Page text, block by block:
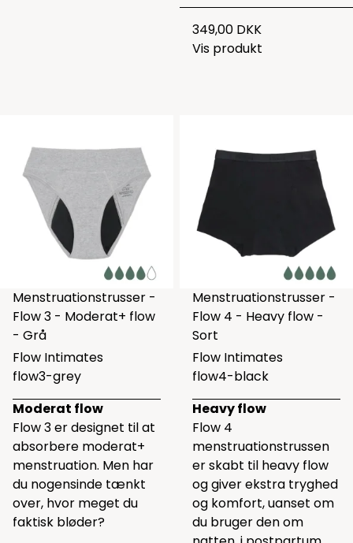
349,00 DKK
Vis produkt
Menstruationstrusser -
Flow 3 - Moderat+ flow
- Grå
Flow Intimates
flow3-grey
Moderat flow
Flow 3 er designet til at
absorbere moderat+
menstruation. Men har
du nogensinde tænkt
over, hvor meget du
faktisk bløder?
Menstruationstrusser -
Flow 4 - Heavy flow -
Sort
Flow Intimates
flow4-black
Heavy flow
Flow 4
menstruationstrussen
er skabt til heavy flow
og giver ekstra tryghed
og komfort, uanset om
du bruger den om